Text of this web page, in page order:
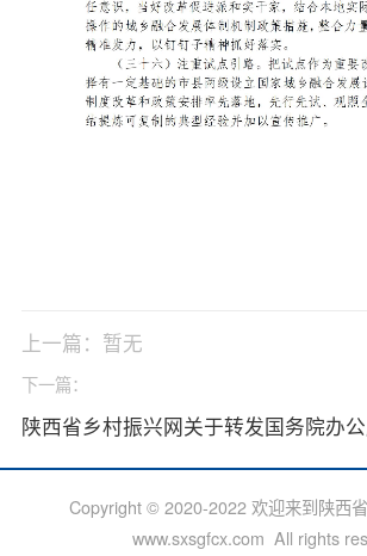
上一篇：暂无
下一篇：
Copyright © 2020-2022 欢迎来到陕西
www.sxsgfcx.com All rights